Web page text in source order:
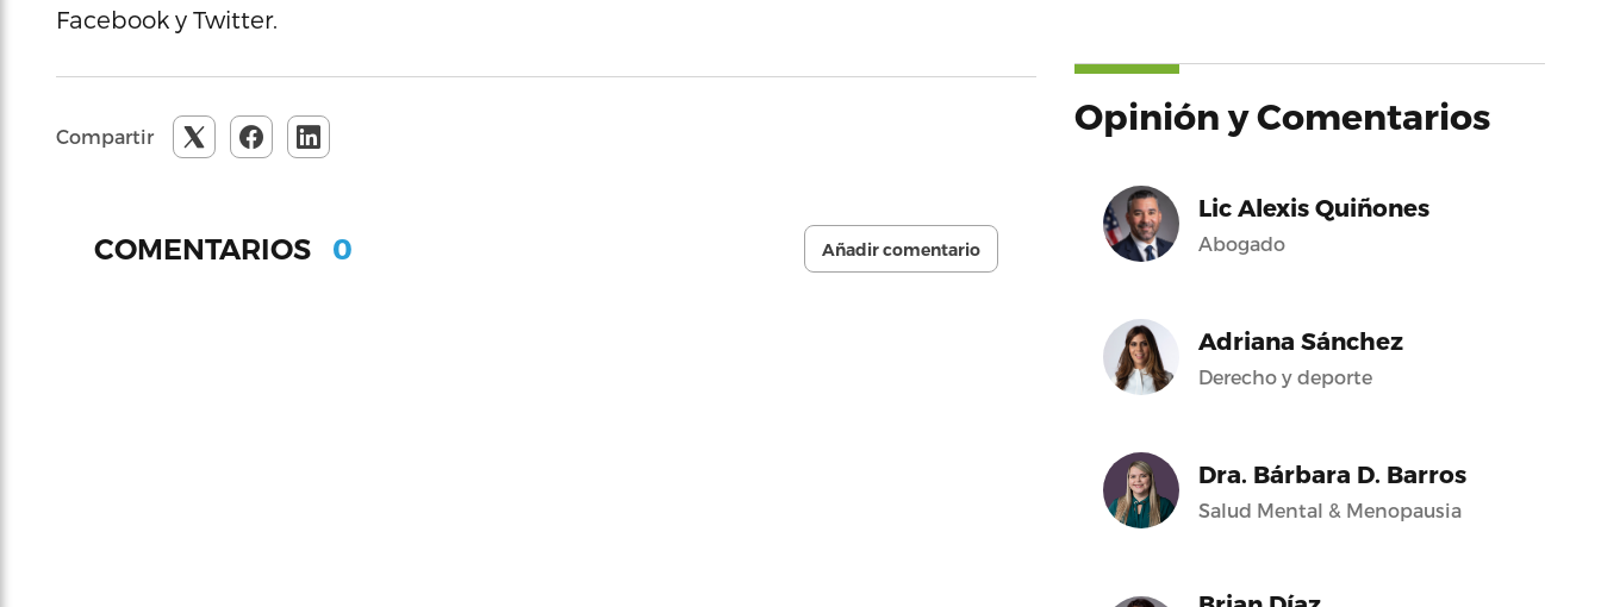
Facebook y Twitter.
Compartir
COMENTARIOS 0 Añadir comentario
Opinión y Comentarios
Lic Alexis Quiñones
Abogado
Adriana Sánchez
Derecho y deporte
Dra. Bárbara D. Barros
Salud Mental & Menopausia